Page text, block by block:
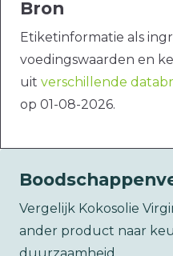
Bron
Etiketinformatie als
voedingswaarden en
uit verschillende
op 01-08-2026.
Vergelijk Kokosolie
ander product naar